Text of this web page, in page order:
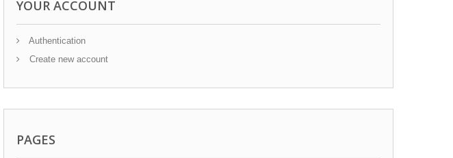
YOUR ACCOUNT
Authentication
Create new account
PAGES